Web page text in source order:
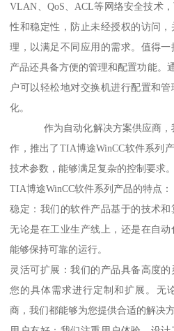
VLAN、QoS、ACL等网络安全技术
性和稳定性，防止未经授权的访问
理，以满足不同应用的需求。值得
产品还具备方便的管理和配置功能。
户可以轻松地对交换机进行配置和
化。
作为自动化解决方案供应商，我
作，推出了TIA博途WinCC软件系列
技术参数，能够满足复杂的控制要求。
TIA博途WinCC软件系列产品的特点：
稳定：我们的软件产品基于的技术和
无论是在工业生产线上，还是在自
能够保持可靠的运行。
灵活可扩展：我们的产品具备高度
您的具体需求进行定制和扩展。无
商，我们都能够为您提供合适的解决方